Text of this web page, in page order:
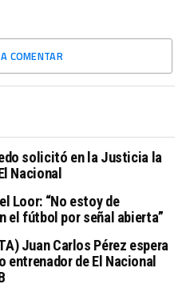
COMENTAR
solicitó en la Justicia la
Nacional
Loor: “No estoy de
el fútbol por señal abierta”
Juan Carlos Pérez espera
entrenador de El Nacional